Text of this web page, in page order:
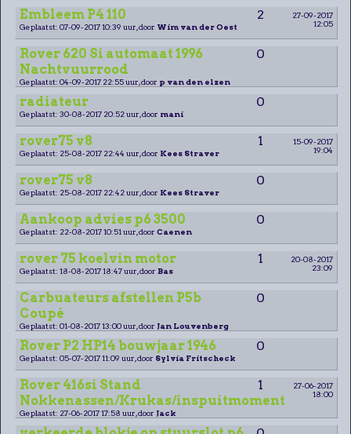
Embleem P4 110 2
27-09-2017
12:05
Geplaatst: 07-09-2017 10:39 uur, door Wim van der Oest
Rover 620 Si automaat 1996
Nachtvuurrood
0
Geplaatst: 04-09-2017 22:55 uur, door p van den elzen
radiateur 0
Geplaatst: 30-08-2017 20:52 uur, door mani
rover75 v8 1
15-09-2017
19:04
Geplaatst: 25-08-2017 22:44 uur, door Kees Straver
rover75 v8 0
Geplaatst: 25-08-2017 22:42 uur, door Kees Straver
Aankoop advies p6 3500 0
Geplaatst: 22-08-2017 10:51 uur, door Caenen
rover 75 koelvin motor 1
20-08-2017
23:09
Geplaatst: 18-08-2017 18:47 uur, door Bas
Carbuateurs afstellen P5b
Coupé
0
Geplaatst: 01-08-2017 13:00 uur, door Jan Louvenberg
Rover P2 HP14 bouwjaar 1946 0
Geplaatst: 05-07-2017 11:09 uur, door Sylvia Fritscheck
Rover 416si Stand
Nokkenassen/Krukas/inspuitmoment
1
27-06-2017
18:00
Geplaatst: 27-06-2017 17:58 uur, door Jack